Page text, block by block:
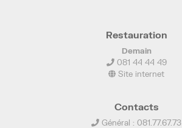
Restauration
Demain
081 44 44 49
Site internet
Contacts
Général : 081.77.67.73